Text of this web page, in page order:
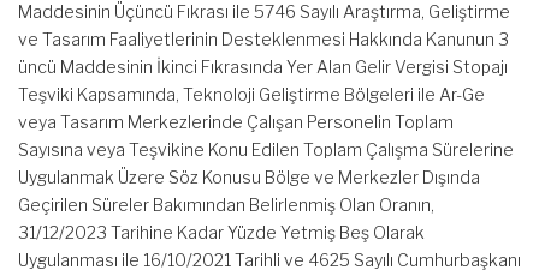
Maddesinin Üçüncü Fıkrası ile 5746 Sayılı Araştırma, Geliştirme
ve Tasarım Faaliyetlerinin Desteklenmesi Hakkında Kanunun 3
üncü Maddesinin İkinci Fıkrasında Yer Alan Gelir Vergisi Stopajı
Teşviki Kapsamında, Teknoloji Geliştirme Bölgeleri ile Ar-Ge
veya Tasarım Merkezlerinde Çalışan Personelin Toplam
Sayısına veya Teşvikine Konu Edilen Toplam Çalışma Sürelerine
Uygulanmak Üzere Söz Konusu Bölge ve Merkezler Dışında
Geçirilen Süreler Bakımından Belirlenmiş Olan Oranın,
31/12/2023 Tarihine Kadar Yüzde Yetmiş Beş Olarak
Uygulanması ile 16/10/2021 Tarihli ve 4625 Sayılı Cumhurbaşkanı